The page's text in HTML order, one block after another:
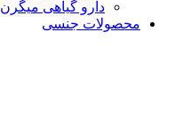
دارو گیاهی میگرن
محصولات جنسی